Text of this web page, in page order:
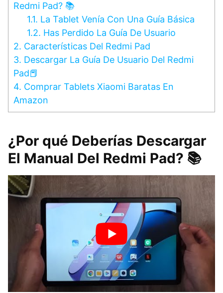
Redmi Pad? 📚
1.1. La Tablet Venía Con Una Guía Básica
1.2. Has Perdido La Guía De Usuario
2. Características Del Redmi Pad
3. Descargar La Guía De Usuario Del Redmi
Pad📕
4. Comprar Tablets Xiaomi Baratas En
Amazon
¿Por qué Deberías Descargar
El Manual Del Redmi Pad? 📚